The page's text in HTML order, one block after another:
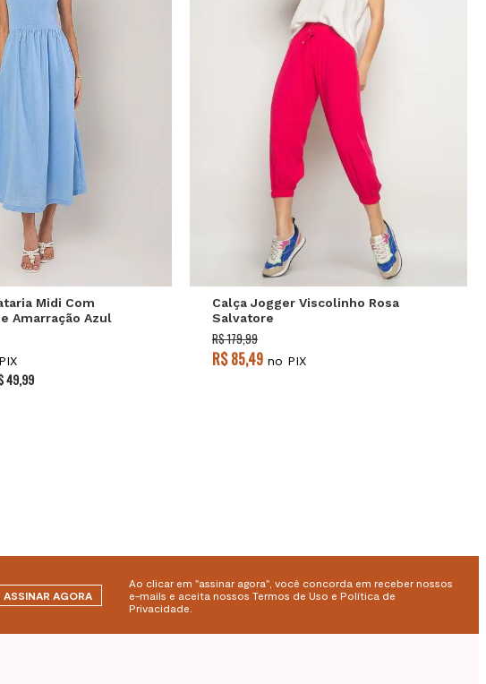
G
Midi Com
Amarração Azul
49,99
G
Calça Jogger Viscolinho Rosa
Salvatore
R$ 179,99
R$ 85,49 no PIX
ASSINAR AGORA
Ao clicar em "assinar agora", você concorda em receber nossos
e-mails e aceita nossos Termos de Uso e Política de
Privacidade.